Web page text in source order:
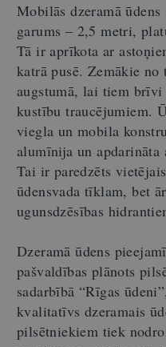
Mobilās dzeramā
garums – 2,5 metri,
Tā ir aprīkota ar
katrā pusē. Zemākie
augstumā, lai tiem
kustību traucējumiem.
viegla un mobila
alumīnija un
Tai ir paredzēts
ūdensvada tīklam, bet
ugunsdzēsības
Dzeramā ūdens
pašvaldības plānots
sadarbībā “Rīgas
kvalitatīvs dzeramais
pilsētniekiem tiek